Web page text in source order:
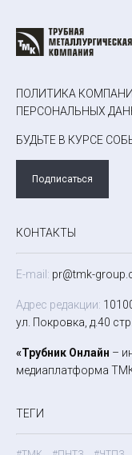
ПОЛИТИКА
ПЕРСОНАЛЬНЫХ
БУДЬТЕ В КУРСЕ
Подписаться
КОНТАКТЫ
E-mail: pr@tmk-
Адрес редакции:
ул. Покровка, д.40
«Трубник Онлайн –
медиаплатформа
ТЕГИ